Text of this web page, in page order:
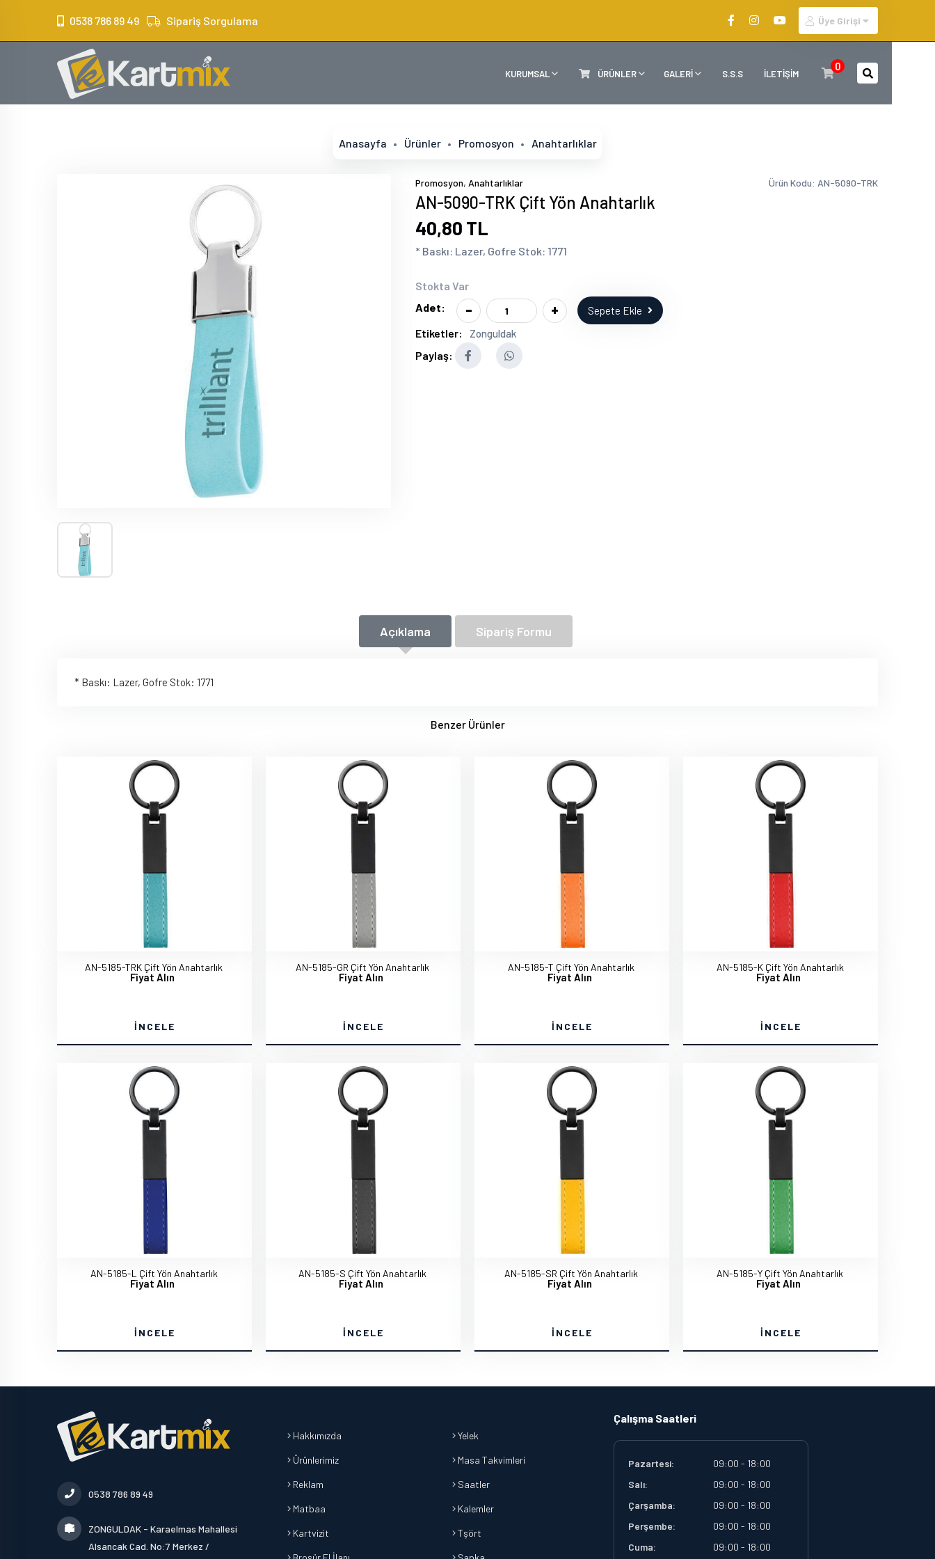
0538 786 89 49 Sipariş Sorgulama Üye Girişi
KURUMSAL ÜRÜNLER GALERİ S.S.S İLETİŞİM
0
Anasayfa Ürünler Promosyon Anahtarlıklar
Promosyon, Anahtarlıklar Ürün Kodu: AN-5090-TRK
AN-5090-TRK Çift Yön Anahtarlık
40,80 TL
* Baskı: Lazer, Gofre Stok: 1771
Stokta Var
Adet:
- + Sepete Ekle
Etiketler: Zonguldak
Paylaş:
Açıklama Sipariş Formu
* Baskı: Lazer, Gofre Stok: 1771
Benzer Ürünler
AN-5185-TRK Çift Yön Anahtarlık
Fiyat Alın
İNCELE
AN-5185-GR Çift Yön Anahtarlık
Fiyat Alın
İNCELE
AN-5185-T Çift Yön Anahtarlık
Fiyat Alın
İNCELE
AN-5185-K Çift Yön Anahtarlık
Fiyat Alın
İNCELE
AN-5185-L Çift Yön Anahtarlık
Fiyat Alın
İNCELE
AN-5185-S Çift Yön Anahtarlık
Fiyat Alın
İNCELE
AN-5185-SR Çift Yön Anahtarlık
Fiyat Alın
İNCELE
AN-5185-Y Çift Yön Anahtarlık
Fiyat Alın
İNCELE
0538 786 89 49
ZONGULDAK - Karaelmas Mahallesi
Alsancak Cad. No:7 Merkez /
Hakkımızda
Ürünlerimiz
Reklam
Matbaa
Kartvizit
Yelek
Masa Takvimleri
Saatler
Kalemler
Tşört
Çalışma Saatleri
Pazartesi:
09:00 - 18:00
Salı:
09:00 - 18:00
Çarşamba:
09:00 - 18:00
Perşembe:
09:00 - 18:00
Cuma:
09:00 - 18:00